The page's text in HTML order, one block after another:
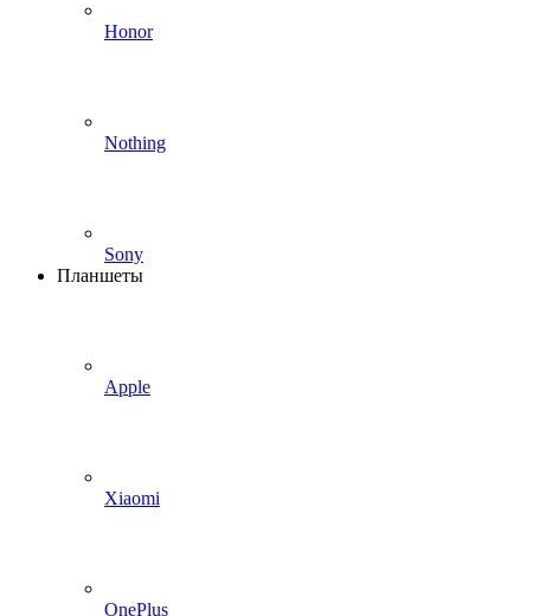
Honor
Nothing
Sony
Планшеты
Apple
Xiaomi
OnePlus